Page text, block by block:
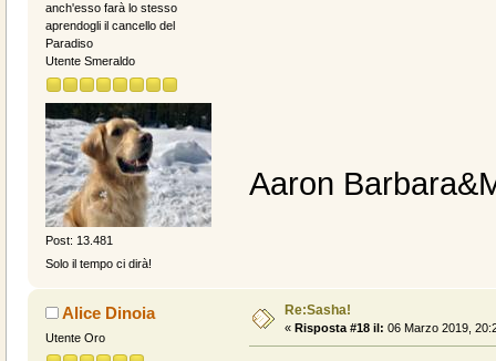
anch'esso farà lo stesso
aprendogli il cancello del
Paradiso
Utente Smeraldo
Post: 13.481
Solo il tempo ci dirà!
Aaron
Alice Dinoia
Utente Oro
Re:Sasha!
« Risposta #18 il: 06 Marzo 2019,